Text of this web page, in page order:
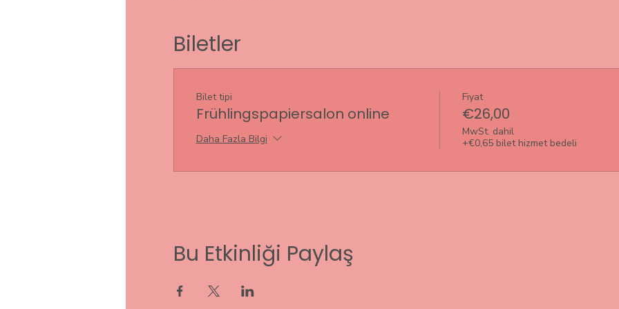
Biletler
Bilet tipi
Frühlingspapiersalon online
Daha Fazla Bilgi
Fiyat
€26,00
MwSt. dahil
+€0,65 bilet hizmet bedeli
Bu Etkinliği Paylaş